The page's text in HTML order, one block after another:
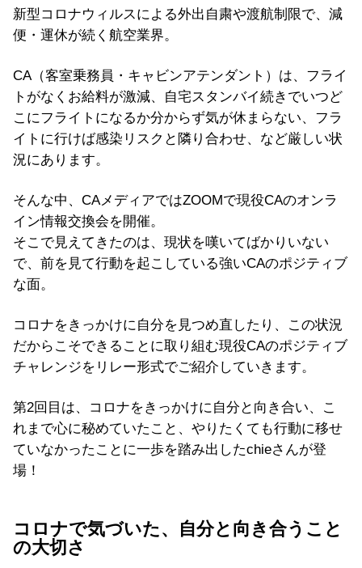
新型コロナウィルスによる外出自粛や渡航制限で、減
便・運休が続く航空業界。
CA（客室乗務員・キャビンアテンダント）は、フライ
トがなくお給料が激減、自宅スタンバイ続きでいつど
こにフライトになるか分からず気が休まらない、フラ
イトに行けば感染リスクと隣り合わせ、など厳しい状
況にあります。
そんな中、CAメディアではZOOMで現役CAのオンラ
イン情報交換会を開催。
そこで見えてきたのは、現状を嘆いてばかりいない
で、前を見て行動を起こしている強いCAのポジティブ
な面。
コロナをきっかけに自分を見つめ直したり、この状況
だからこそできることに取り組む現役CAのポジティブ
チャレンジをリレー形式でご紹介していきます。
第2回目は、コロナをきっかけに自分と向き合い、こ
れまで心に秘めていたこと、やりたくても行動に移せ
ていなかったことに一歩を踏み出したchieさんが登
場！
コロナで気づいた、自分と向き合うこと
の大切さ